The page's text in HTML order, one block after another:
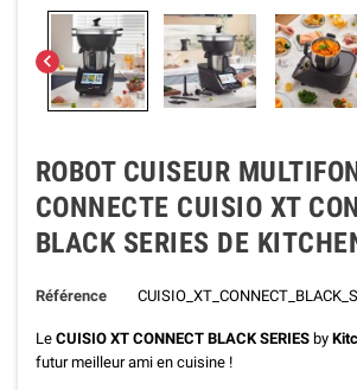

ROBOT CUISEUR
CONNECTE CUISIO XT
BLACK SERIES DE
Référence
Le CUISIO XT CONNECT BLACK SERIES by
futur meilleur ami en cuisine !